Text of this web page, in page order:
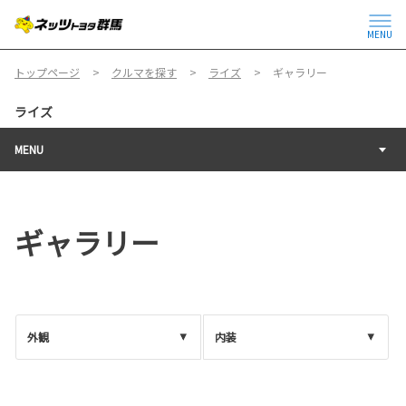
MENU
トップページ クルマを探す ライズ ギャラリー
ライズ
MENU
ギャラリー
外観 内装